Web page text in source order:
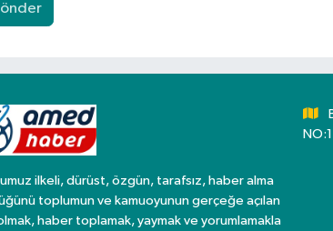
ilkeli, dürüst, özgün, tarafsız, haber alma
toplumun ve kamuoyunun gerçeğe açılan
olmak, haber toplamak, yaymak ve yorumlamakla